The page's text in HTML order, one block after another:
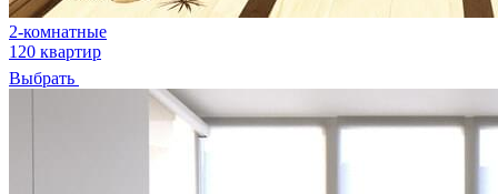
2-комнатные
120 квартир
Выбрать